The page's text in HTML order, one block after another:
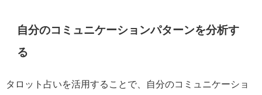
自分のコミュニケーションパターンを分析す
る
タロット占いを活用することで、自分のコミュニケーショ